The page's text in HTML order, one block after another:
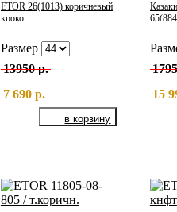
ETOR 26(1013) коричневый
кроко
Размер
13950 р.
7 690 р.
15